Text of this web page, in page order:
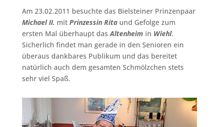
Am 23.02.2011 besuchte das Bielsteiner Prinzenpaar
Michael II. mit Prinzessin Ritaund Gefolge zum
ersten Mal überhaupt dasAltenheim in Wiehl.
Sicherlich findet man gerade in den Senioren ein
überaus dankbares Publikum und das bereitet
natürlich auch dem gesamten Schmölzchen stets
sehr viel Spaß.